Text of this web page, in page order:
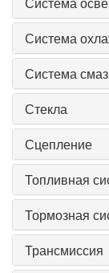
Система
Система
Стекла
Сцепление
Топливная
Тормозная
Трансмиссия